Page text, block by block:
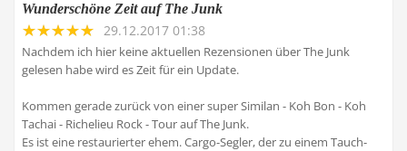
Wunderschöne Zeit auf The Junk
29.12.2017 01:38
Nachdem ich hier keine aktuellen Rezensionen über The Junk
gelesen habe wird es Zeit für ein Update.
Kommen gerade zurück von einer super Similan - Koh Bon - Koh
Tachai - Richelieu Rock - Tour auf The Junk.
Es ist eine restaurierter ehem. Cargo-Segler, der zu einem Tauch-